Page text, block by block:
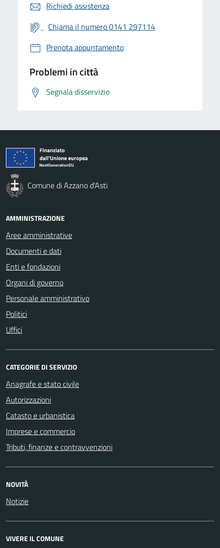
Richiedi assistenza
Chiama il numero 0141 297114
Prenota appuntamento
Problemi in città
Segnala disservizio
Comune di Azzano d'Asti
AMMINISTRAZIONE
Aree amministrative
Documenti e dati
Enti e fondazioni
Organi di governo
Personale amministrativo
Politici
Uffici
CATEGORIE DI SERVIZIO
Anagrafe e stato civile
Autorizzazioni
Catasto e urbanistica
Imprese e commercio
Tributi, finanze e contravvenzioni
NOVITÀ
Notizie
VIVERE IL COMUNE